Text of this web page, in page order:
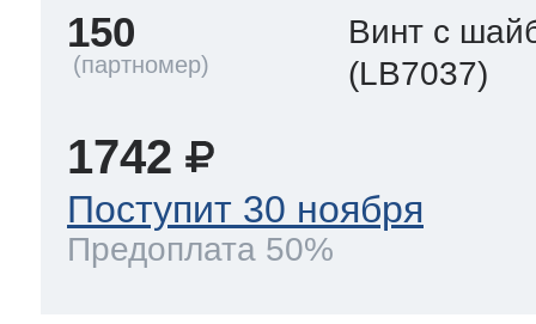
150
Винт с
(LB7037)
1742
Поступит 30 ноября
Предоплата 50%